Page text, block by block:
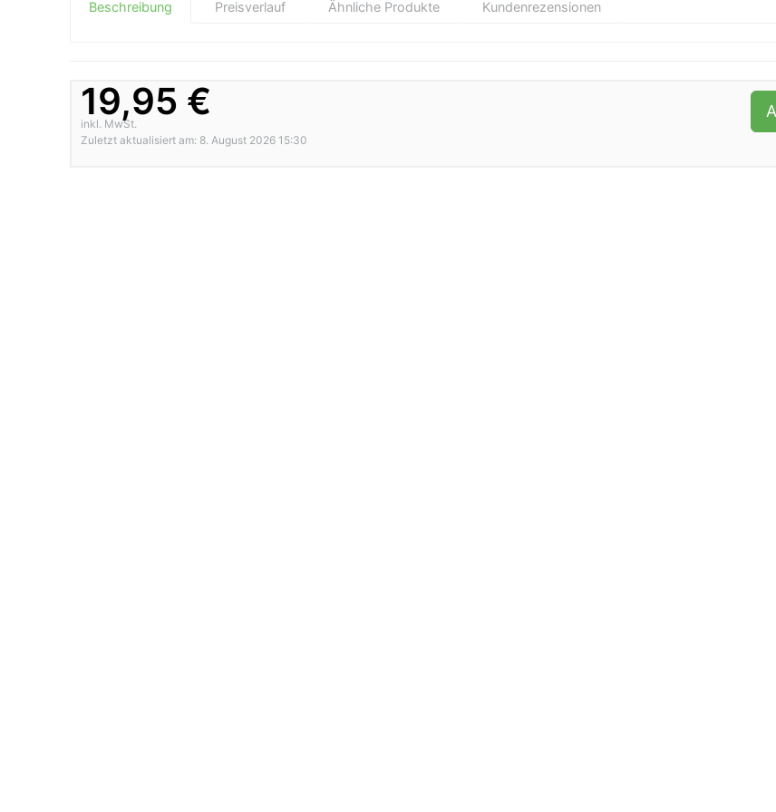
Beschreibung Preisverlauf Ähnliche Produkte Kundenrezensionen
19,95 €
inkl. MwSt.
Zuletzt aktualisiert am: 8. August 2026 15:30